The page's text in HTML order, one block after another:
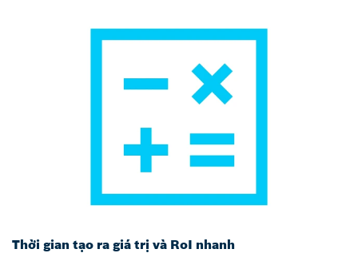
Thời gian tạo ra giá trị và RoI nhanh